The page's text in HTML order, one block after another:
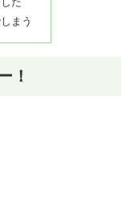
まう
！